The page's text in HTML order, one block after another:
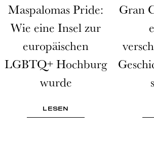
Maspalomas Pride:
Wie eine Insel zur
europäischen
LGBTQ+ Hochburg
wurde
LESEN
Gran